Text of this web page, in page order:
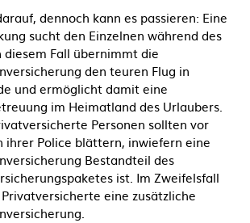
dennoch kann es passieren: Eine
sucht den Einzelnen während des
diesem Fall übernimmt die
den teuren Flug in
und ermöglicht damit eine
im Heimatland des Urlaubers.
Personen sollten vor
ihrer Police blättern, inwiefern eine
Bestandteil des
ist. Im Zweifelsfall
eine zusätzliche